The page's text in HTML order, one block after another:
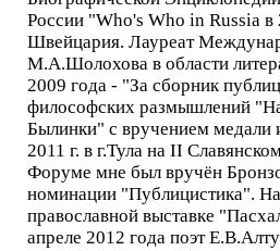
России "Who's Who in Russia в
Швейцария. Лауреат
М.А.Шолохова в области
2009 года - "За сборник
философских размышлений
Былинки" с вручением медали
2011 г. в г.Тула на II
Форуме мне был вручён
номинации "Публицистика".
православной выставке
апреле 2012 года поэт